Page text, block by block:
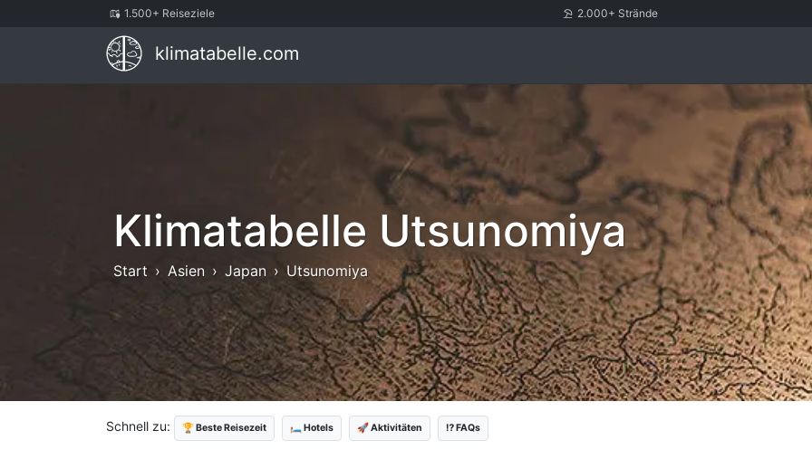
1.500+ Reiseziele 2.000+ Strände
klimatabelle.com
Klimatabelle Utsunomiya
Start Asien Japan Utsunomiya
Schnell zu: 🏆 Beste Reisezeit 🛏️ Hotels 🚀 Aktivitäten ⁉️ FAQs